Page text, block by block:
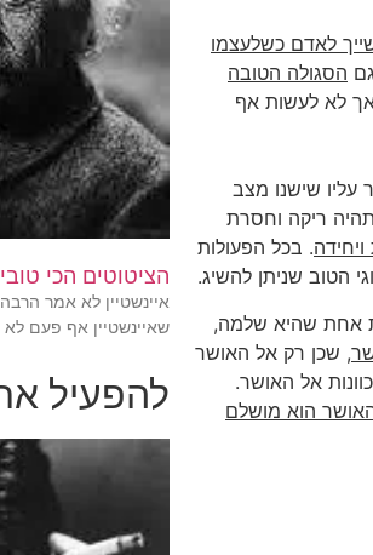
לאדם כשלעצמו
הסגולה הטובה
אך לא לעשות אף
עליו שישנו מצב
ריקה וחסרת
. בכל הפעולות
הטוב שניתן להשיג.
אחת שהיא שלמה,
, שכן רק אל האושר
אל האושר.
הוא מושלם
הציטוטים הכי
איינשטיין לא אמר
שאיינשטיין אף פעם
להפעיל